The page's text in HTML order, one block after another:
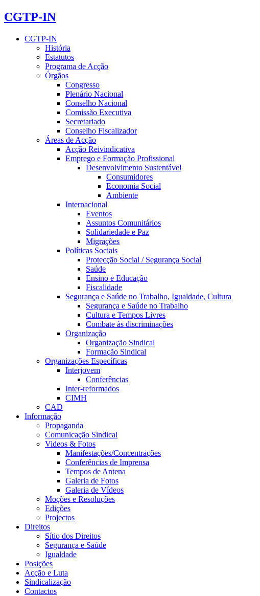
CGTP-IN
CGTP-IN
História
Estatutos
Programa de Acção
Órgãos
Congresso
Plenário Nacional
Conselho Nacional
Comissão Executiva
Secretariado
Conselho Fiscalizador
Áreas de Acção
Acção Reivindicativa
Emprego e Formação Profissional
Desenvolvimento Sustentável
Consumidores
Economia Social
Ambiente
Internacional
Eventos
Assuntos Comunitários
Solidariedade e Paz
Migrações
Políticas Sociais
Protecção Social / Segurança Social
Saúde
Ensino e Educação
Fiscalidade
Segurança e Saúde no Trabalho, Igualdade, Cultura
Segurança e Saúde no Trabalho
Cultura e Tempos Livres
Combate às discriminações
Organização
Organização Sindical
Formação Sindical
Organizações Específicas
Interjovem
Conferências
Inter-reformados
CIMH
CAD
Informação
Propaganda
Comunicação Sindical
Videos & Fotos
Manifestações/Concentrações
Conferências de Imprensa
Tempos de Antena
Galeria de Fotos
Galeria de Vídeos
Moções e Resoluções
Edições
Projectos
Direitos
Sítio dos Direitos
Segurança e Saúde
Igualdade
Posições
Acção e Luta
Sindicalização
Contactos